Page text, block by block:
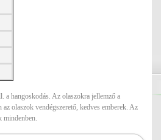
a hangoskodás. Az olaszokra jellemző a
olaszok vendégszerető, kedves emberek. Az
mindenben.